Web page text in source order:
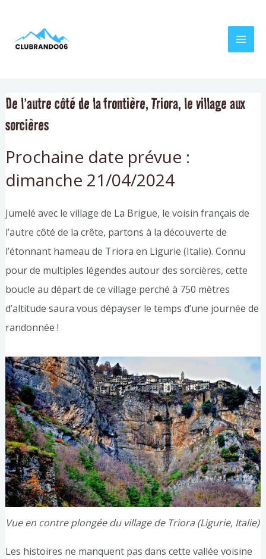
contenu
De l’autre côté de la frontière, Triora, le village aux
sorcières
Prochaine date prévue :
dimanche 21/04/2024
Jumelé avec le village de La Brigue, le voisin français de
l’autre côté de la crête, partons à la découverte de
l’étonnant hameau de Triora en Ligurie (Italie). Connu
pour de multiples légendes autour des sorcières, cette
boucle au départ de ce village perché à 750 mètres
d’altitude saura vous dépayser le temps d’une journée de
randonnée !
Vue en contre plongée du village de Triora (Ligurie, Italie)
Les histoires ne manquent pas dans cette vallée voisine
de
l’article